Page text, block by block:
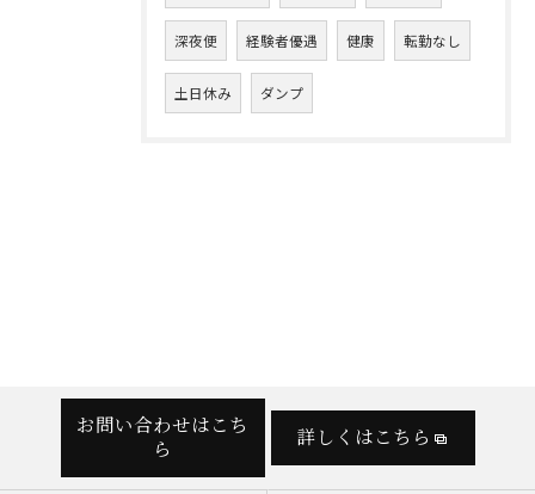
深夜便 経験者優遇 健康 転勤なし
土日休み ダンプ
お問い合わせはこち
ら
詳しくはこちら